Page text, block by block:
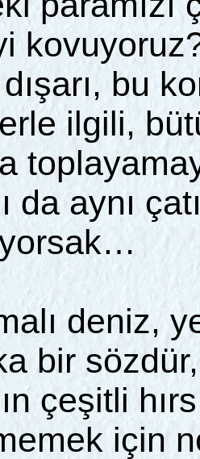
bu
ilgili,
da aynı
deniz,
bir
çeşitli
için